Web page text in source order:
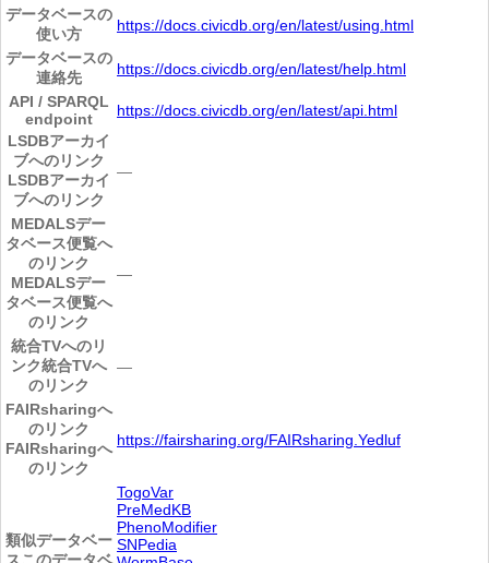
データベースの
使い方
https://docs.civicdb.org/en/latest/using.html
データベースの
連絡先
https://docs.civicdb.org/en/latest/help.html
API / SPARQL
endpoint
https://docs.civicdb.org/en/latest/api.html
LSDBアーカイ
ブへのリンク
LSDBアーカイ
ブへのリンク
―
MEDALSデー
タベース便覧へ
のリンク
MEDALSデー
タベース便覧へ
のリンク
―
統合TVへのリ
ンク統合TVへ
のリンク
―
FAIRsharingへ
のリンク
FAIRsharingへ
のリンク
https://fairsharing.org/FAIRsharing.Yedluf
類似データベー
ス このデータベ
TogoVar
PreMedKB
PhenoModifier
SNPedia